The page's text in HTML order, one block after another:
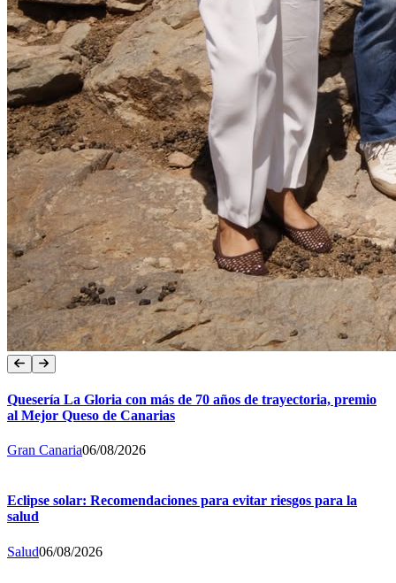
Quesería La Gloria con más de 70 años de trayectoria, premio
al Mejor Queso de Canarias
Gran Canaria06/08/2026
Eclipse solar: Recomendaciones para evitar riesgos para la
salud
Salud06/08/2026